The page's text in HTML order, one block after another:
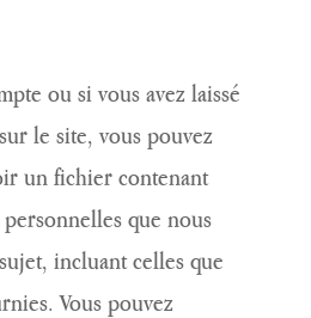
ou si vous avez laissé
le site, vous pouvez
un fichier contenant
que nous
incluant celles que
Vous pouvez